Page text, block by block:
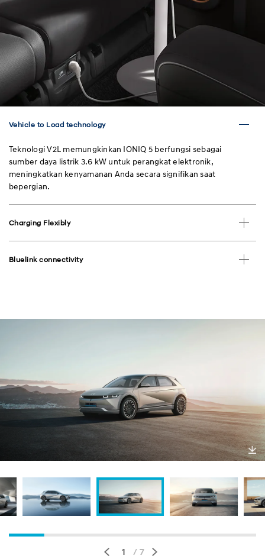
Vehicle to Load technology
Teknologi V2L memungkinkan IONIQ 5 berfungsi sebagai
sumber daya listrik 3.6 kW untuk perangkat elektronik,
meningkatkan kenyamanan Anda secara signifikan saat
bepergian.
Charging Flexibly
Bluelink connectivity
Un
duh
1 / 7